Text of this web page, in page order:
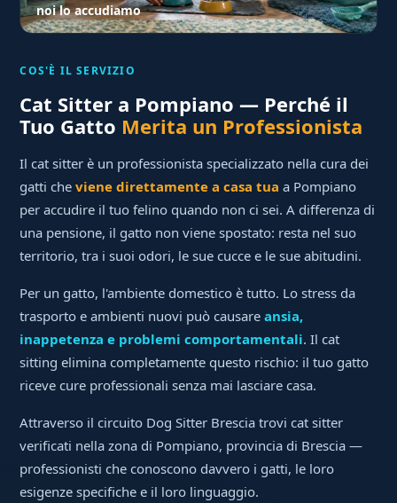
noi lo accudiamo
COS'È IL SERVIZIO
Cat Sitter a Pompiano — Perché il
Tuo Gatto Merita un Professionista
Il cat sitter è un professionista specializzato nella cura dei
gatti cheviene direttamente a casa tua a Pompiano
per accudire il tuo felino quando non ci sei. A differenza di
una pensione, il gatto non viene spostato: resta nel suo
territorio, tra i suoi odori, le sue cucce e le sue abitudini.
Per un gatto, l'ambiente domestico è tutto. Lo stress da
trasporto e ambienti nuovi può causareansia,
inappetenza e problemi comportamentali. Il cat
sitting elimina completamente questo rischio: il tuo gatto
riceve cure professionali senza mai lasciare casa.
Attraverso il circuito Dog Sitter Brescia trovi cat sitter
verificati nella zona di Pompiano, provincia di Brescia —
professionisti che conoscono davvero i gatti, le loro
esigenze specifiche e il loro linguaggio.